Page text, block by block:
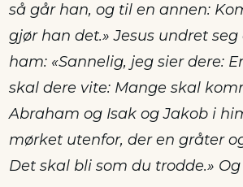
så går han, og til en annen:
gjør han det.» Jesus undret
ham: «Sannelig, jeg sier dere:
skal dere vite: Mange skal
Abraham og Isak og Jakob i
mørket utenfor, der en gråter
Det skal bli som du trodde.»